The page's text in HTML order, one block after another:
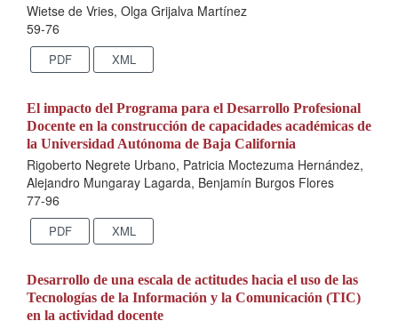
Wietse de Vries, Olga Grijalva Martínez
59-76
PDF XML
El impacto del Programa para el Desarrollo Profesional
Docente en la construcción de capacidades académicas de
la Universidad Autónoma de Baja California
Rigoberto Negrete Urbano, Patricia Moctezuma Hernández,
Alejandro Mungaray Lagarda, Benjamín Burgos Flores
77-96
PDF XML
Desarrollo de una escala de actitudes hacia el uso de las
Tecnologías de la Información y la Comunicación (TIC)
en la actividad docente